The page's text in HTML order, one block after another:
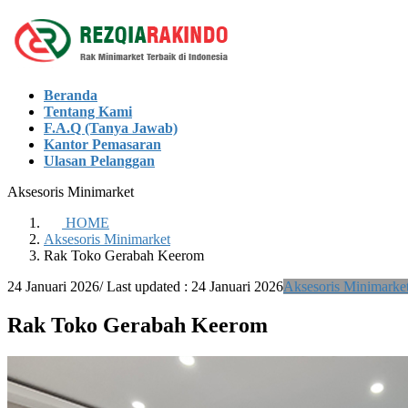
Skip
to
the
Skip
to
the
Beranda
Tentang Kami
F.A.Q (Tanya Jawab)
Kantor Pemasaran
Ulasan Pelanggan
Aksesoris Minimarket
HOME
Aksesoris Minimarket
Rak Toko Gerabah Keerom
24 Januari 2026/ Last updated : 24 Januari 2026Aksesoris
Rak Toko Gerabah Keerom